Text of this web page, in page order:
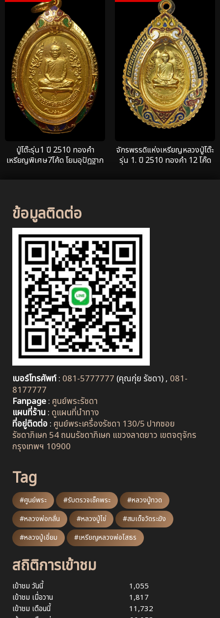
ปู่โต๊ะรุ่น1 ปี 2510 ทองคำ
เหรียญพิเศษ7โค้ด โยมอุปัฏฐาก
จักรพรรดิแห่งเหรียญหลวงปู่โต๊ะ
รุ่น 1. ปี 2510 ทองคำ 12 โค๊ด
ข้อมูลติดต่อ
เบอร์โทรศัพท์: 081-5777777 (คุณกุ่ย รัชดา) , 081-
8177777
Fanpage: ศูนย์พระรัชดา
แผนที่ร้าน: ดูแผนที่นำทาง
ที่อยู่ติดต่อ: ศูนย์พระเครื่องรัชดา 130/5 ปากซอย
รัชดาภิเษก 54 ถนนรัชดาภิเษก แขวงลาดยาว เขตจตุจักร
กรุงเทพฯ 10900
Tag
#ศูนย์พระ #รับตรวจเช็คพระ
#หลวงปู่ทวด
#หลวงพ่อกลั่น
#หลวงปู่ไข่
#สมเด็จวัดระฆัง
#หลวงปู่เอี่ยม
#เหรียญหลวงพ่อโสธร
สถิติการเข้าชม
เข้าชม วันนี้
1,055
เข้าชม เมื่อวาน
1,817
เข้าชม เดือนนี้
11,732